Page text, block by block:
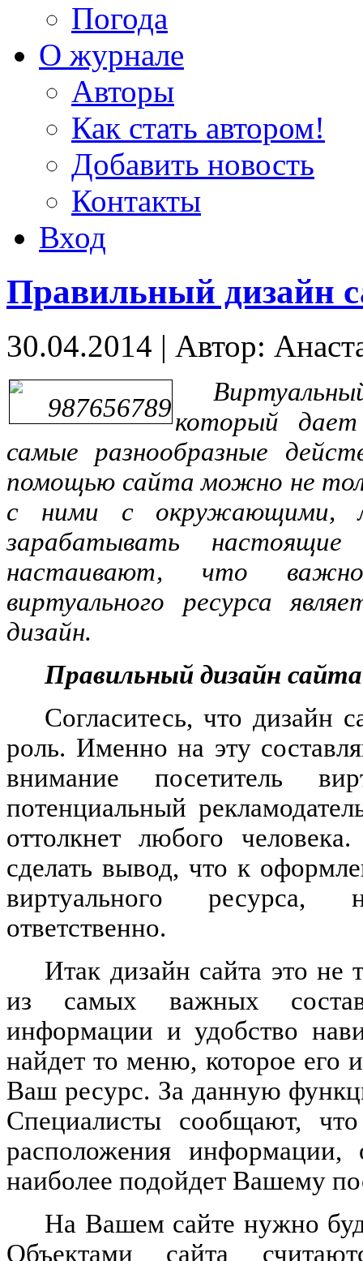
Погода
О журнале
Авторы
Как стать автором!
Добавить новость
Контакты
Вход
Правильный дизайн
30.04.2014 | Автор:
который
самые разнообразные
помощью сайта можно не
с ними с окружающими,
зарабатывать
настаивают, что
виртуального ресурса
дизайн.
Правильный дизайн сайта
Согласитесь, что дизайн
роль. Именно на эту
внимание посетитель
потенциальный
оттолкнет любого
сделать вывод, что к
виртуального ресурса,
ответственно.
Итак дизайн сайта это не
из самых важных
информации и удобство
найдет то меню, которое его
Ваш ресурс. За данную
Специалисты сообщают,
расположения
наиболее подойдет Вашему
На Вашем сайте нужно
Объектами сайта